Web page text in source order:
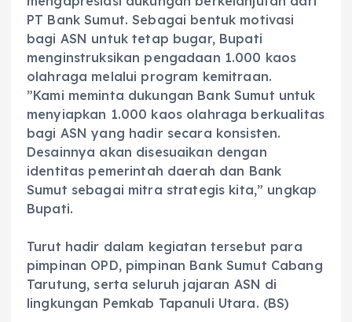
PT Bank Sumut. Sebagai bentuk motivasi
bagi ASN untuk tetap bugar, Bupati
menginstruksikan pengadaan 1.000 kaos
olahraga melalui program kemitraan.
‎”Kami meminta dukungan Bank Sumut untuk
menyiapkan 1.000 kaos olahraga berkualitas
bagi ASN yang hadir secara konsisten.
Desainnya akan disesuaikan dengan
identitas pemerintah daerah dan Bank
Sumut sebagai mitra strategis kita,” ungkap
Bupati.
‎Turut hadir dalam kegiatan tersebut para
pimpinan OPD, pimpinan Bank Sumut Cabang
Tarutung, serta seluruh jajaran ASN di
lingkungan Pemkab Tapanuli Utara. (BS)